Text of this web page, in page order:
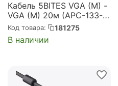
Кабель 5BITES VGA (M) -
VGA (M) 20м (APC-133-
200)
Код товара: 181275
В наличии